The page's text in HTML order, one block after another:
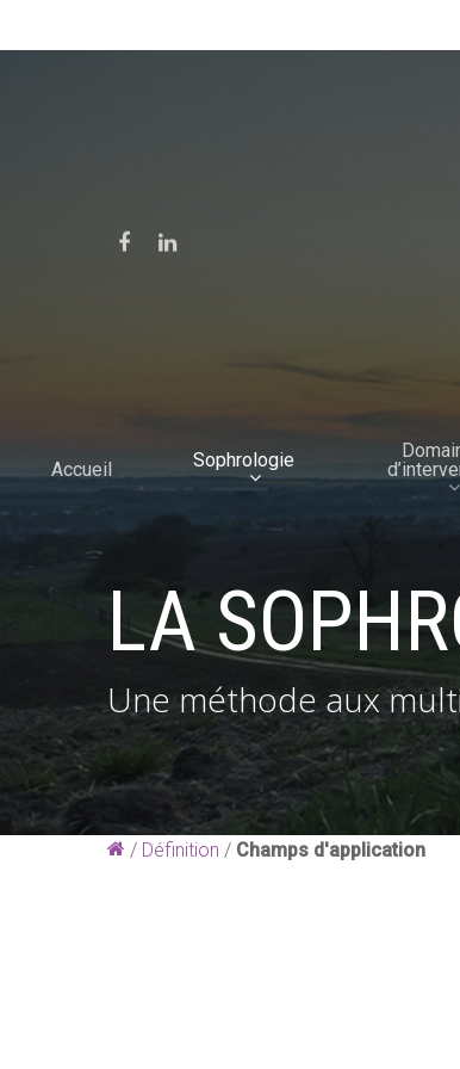
Hit enter to search or ESC to close
Accueil Sophrologie
LA
Une méthode aux
/ Définition / Champs d'application